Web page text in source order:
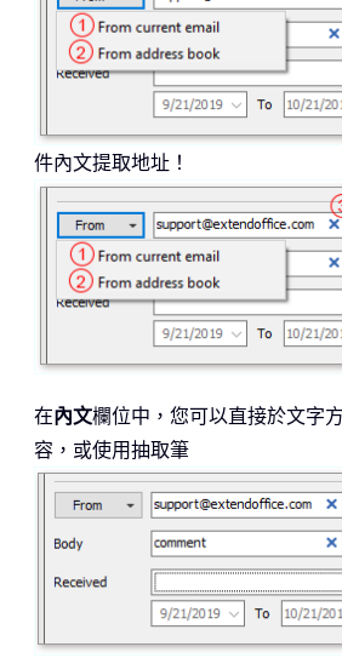
件內文提取地址！
在內文欄位中，您可以直接於文字
容，或使用抽取筆